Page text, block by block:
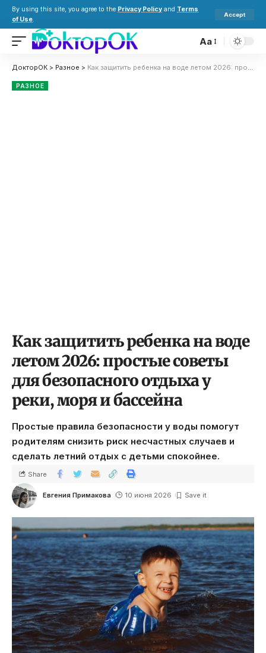
By using this site, you agree to the Privacy Policy and Terms
of Use.
Accept
Aa
ДокторОК > Разное > Как защитить ребенка на воде летом 2026: простые советы для безопасного отдыха у реки, моря и бассейна
РАЗНОЕ
Как защитить ребенка на воде
летом 2026: простые советы
для безопасного отдыха у
реки, моря и бассейна
Простые правила безопасности у воды помогут
родителям снизить риск несчастных случаев и
сделать летний отдых с детьми спокойнее.
Евгения Примакова 10 июня 2026
Share